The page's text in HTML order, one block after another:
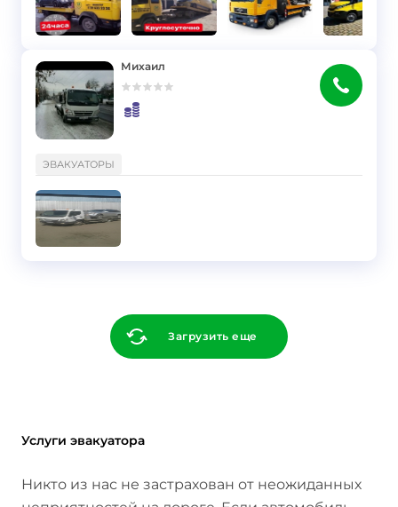
Михаил
ЭВАКУАТОРЫ
Загрузить еще
Услуги эвакуатора
Никто из нас не застрахован от неожиданных